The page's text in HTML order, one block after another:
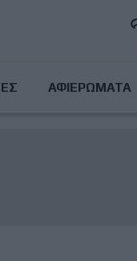
ΑΦΙΕΡΩΜΑΤΑ